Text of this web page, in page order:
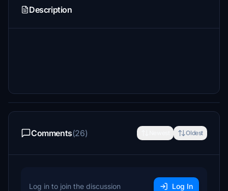
Description
Comments(26) Oldest
Log in to join the discussion Log In